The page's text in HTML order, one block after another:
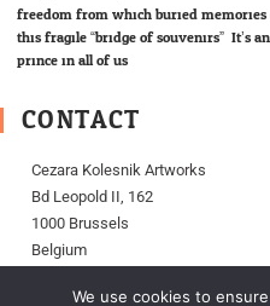
freedom from which buried memories
this fragile “bridge of souvenirs”. It’s
prince in all of us.
CONTACT
Cezara Kolesnik Artworks
Bd Leopold II, 162
1000 Brussels
Belgium
We use cookies to